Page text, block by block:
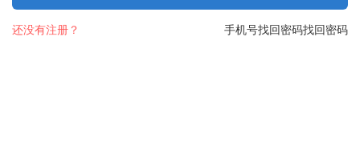
找回密码
还没有注册？ 手机号找回密码